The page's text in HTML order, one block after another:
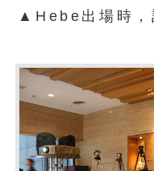
▲Hebe出場時，